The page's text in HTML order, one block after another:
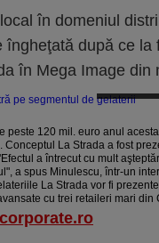
în domeniul
după ce la
în Mega Image din
peste 120 mil. euro anul
La Strada a fost
a întrecut cu mult
a spus Minulescu, într-un
La Strada vor fi
cu trei retaileri mari din